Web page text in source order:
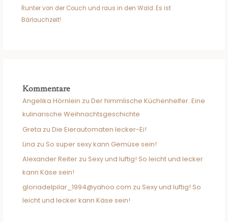
Runter von der Couch und raus in den Wald. Es ist
Bärlauchzeit!
Kommentare
Angelika Hörnlein zuDer himmlische Küchenhelfer. Eine
kulinarische Weihnachtsgeschichte
Greta zuDie Eierautomaten lecker-Ei!
Lina zu So super sexy kann Gemüse sein!
Alexander Reiter zu Sexy und luftig! So leicht und lecker
kann Käse sein!
gloriadelpilar_1994@yahoo.com zu Sexy und luftig! So
leicht und lecker kann Käse sein!